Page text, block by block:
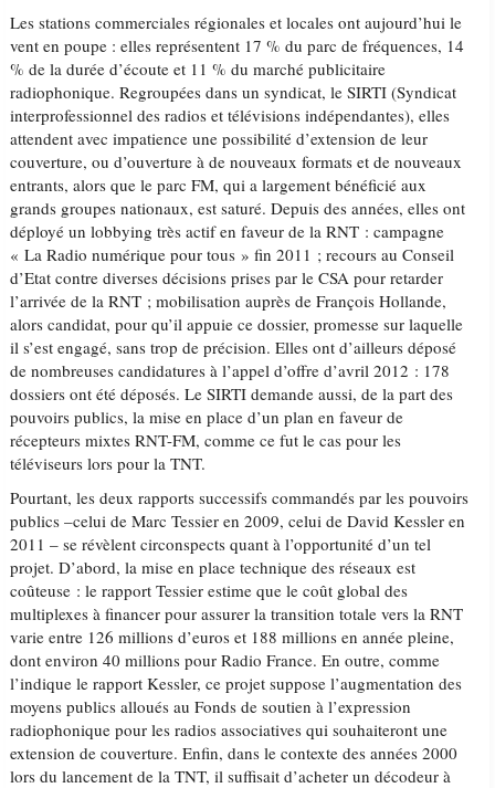
Les stations commerciales régionales et locales ont aujourd’hui le
vent en poupe : elles représentent 17 % du parc de fréquences, 14
% de la durée d’écoute et 11 % du marché publicitaire
radiophonique. Regroupées dans un syndicat, le SIRTI (Syndicat
interprofessionnel des radios et télévisions indépendantes), elles
attendent avec impatience une possibilité d’extension de leur
couverture, ou d’ouverture à de nouveaux formats et de nouveaux
entrants, alors que le parc FM, qui a largement bénéficié aux
grands groupes nationaux, est saturé. Depuis des années, elles ont
déployé un lobbying très actif en faveur de la RNT : campagne
« La Radio numérique pour tous » fin 2011 ; recours au Conseil
d’Etat contre diverses décisions prises par le CSA pour retarder
l’arrivée de la RNT ; mobilisation auprès de François Hollande,
alors candidat, pour qu’il appuie ce dossier, promesse sur laquelle
il s’est engagé, sans trop de précision. Elles ont d’ailleurs déposé
de nombreuses candidatures à l’appel d’offre d’avril 2012 : 178
dossiers ont été déposés. Le SIRTI demande aussi, de la part des
pouvoirs publics, la mise en place d’un plan en faveur de
récepteurs mixtes RNT-FM, comme ce fut le cas pour les
téléviseurs lors pour la TNT.
Pourtant, les deux rapports successifs commandés par les pouvoirs
publics –celui de Marc Tessier en 2009, celui de David Kessler en
2011 – se révèlent circonspects quant à l’opportunité d’un tel
projet. D’abord, la mise en place technique des réseaux est
coûteuse : le rapport Tessier estime que le coût global des
multiplexes à financer pour assurer la transition totale vers la RNT
varie entre 126 millions d’euros et 188 millions en année pleine,
dont environ 40 millions pour Radio France. En outre, comme
l’indique le rapport Kessler, ce projet suppose l’augmentation des
moyens publics alloués au Fonds de soutien à l’expression
radiophonique pour les radios associatives qui souhaiteront une
extension de couverture. Enfin, dans le contexte des années 2000
lors du lancement de la TNT, il suffisait d’acheter un décodeur à